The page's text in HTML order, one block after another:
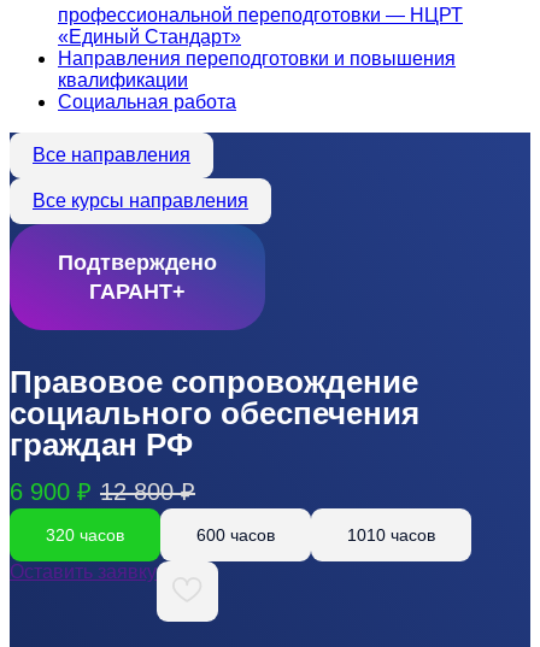
профессиональной переподготовки — НЦРТ
«Единый Стандарт»
Направления переподготовки и повышения
квалификации
Социальная работа
Все направления
Все курсы направления
Правовое сопровождение
социального обеспечения
граждан РФ
6 900 ₽ 12 800 ₽
320 часов 600 часов 1010 часов
Оставить заявку
Подтверждено
ГАРАНТ+